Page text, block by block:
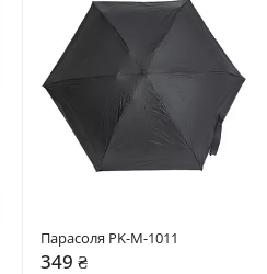
Парасоля PK-M-1011
349 ₴